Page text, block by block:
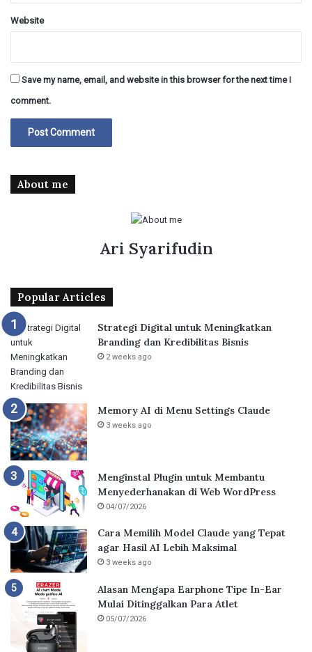
Website
Save my name, email, and website in this browser for the next time I
comment.
About me
Ari Syarifudin
Popular Articles
Strategi Digital untuk Meningkatkan
Branding dan Kredibilitas Bisnis
2 weeks ago
Memory AI di Menu Settings Claude
3 weeks ago
Menginstal Plugin untuk Membantu
Menyederhanakan di Web WordPress
04/07/2026
Cara Memilih Model Claude yang Tepat
agar Hasil AI Lebih Maksimal
3 weeks ago
Alasan Mengapa Earphone Tipe In-Ear
Mulai Ditinggalkan Para Atlet
05/07/2026